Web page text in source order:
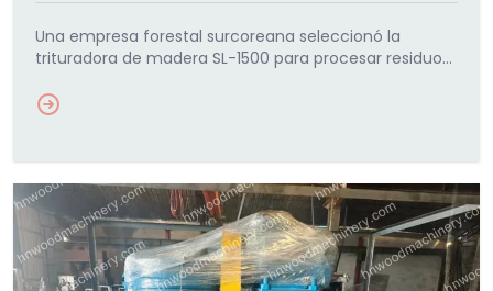
Una empresa forestal surcoreana seleccionó la
trituradora de madera SL-1500 para procesar residuos
calefacción. El…